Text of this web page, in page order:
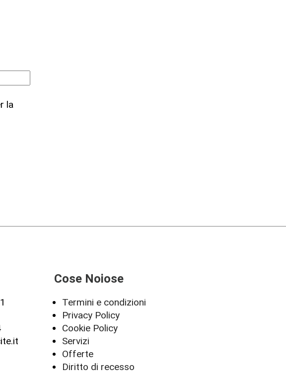
la
Cose Noiose
Termini e condizioni
Privacy Policy
Cookie Policy
Servizi
Offerte
Diritto di recesso